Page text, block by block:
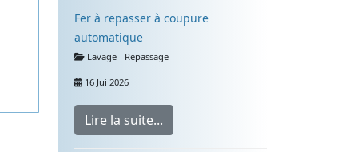
Fer à repasser à coupure
automatique
Détails
Lavage - Repassage
16 Jui 2026
Lire la suite...